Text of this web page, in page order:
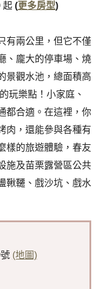
起 (更多房型)
有兩公里，但它不僅
、龐大的停車場、燒
景觀水池，總面積高
玩樂點！小家庭、
都合適。在這裡，你
肉，還能參與各種有
樣的旅遊體驗，春友
施及苗栗露營區公共
鞦韆、戲沙坑、戲水
(地圖)